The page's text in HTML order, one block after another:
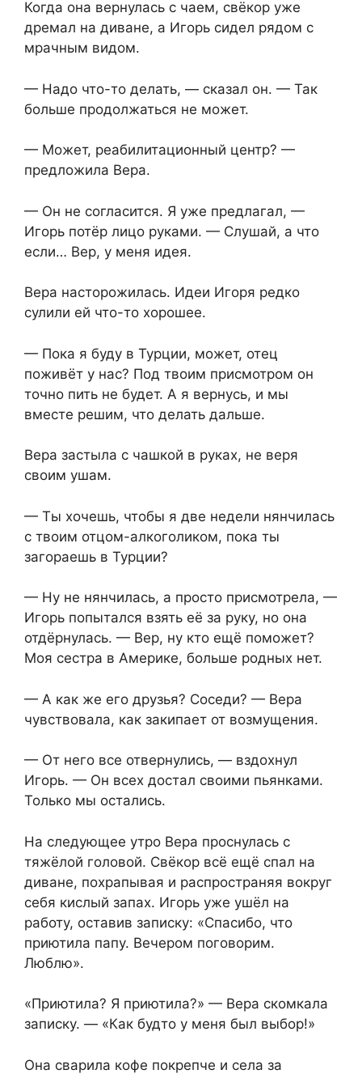
Когда она вернулась с чаем, свёкор уже
дремал на диване, а Игорь сидел рядом с
мрачным видом.
— Надо что-то делать, — сказал он. — Так
больше продолжаться не может.
— Может, реабилитационный центр? —
предложила Вера.
— Он не согласится. Я уже предлагал, —
Игорь потёр лицо руками. — Слушай, а что
если… Вер, у меня идея.
Вера насторожилась. Идеи Игоря редко
сулили ей что-то хорошее.
— Пока я буду в Турции, может, отец
поживёт у нас? Под твоим присмотром он
точно пить не будет. А я вернусь, и мы
вместе решим, что делать дальше.
Вера застыла с чашкой в руках, не веря
своим ушам.
— Ты хочешь, чтобы я две недели нянчилась
с твоим отцом-алкоголиком, пока ты
загораешь в Турции?
— Ну не нянчилась, а просто присмотрела, —
Игорь попытался взять её за руку, но она
отдёрнулась. — Вер, ну кто ещё поможет?
Моя сестра в Америке, больше родных нет.
— А как же его друзья? Соседи? — Вера
чувствовала, как закипает от возмущения.
— От него все отвернулись, — вздохнул
Игорь. — Он всех достал своими пьянками.
Только мы остались.
На следующее утро Вера проснулась с
тяжёлой головой. Свёкор всё ещё спал на
диване, похрапывая и распространяя вокруг
себя кислый запах. Игорь уже ушёл на
работу, оставив записку: «Спасибо, что
приютила папу. Вечером поговорим.
Люблю».
«Приютила? Я приютила?» — Вера скомкала
записку. — «Как будто у меня был выбор!»
Она сварила кофе покрепче и села за